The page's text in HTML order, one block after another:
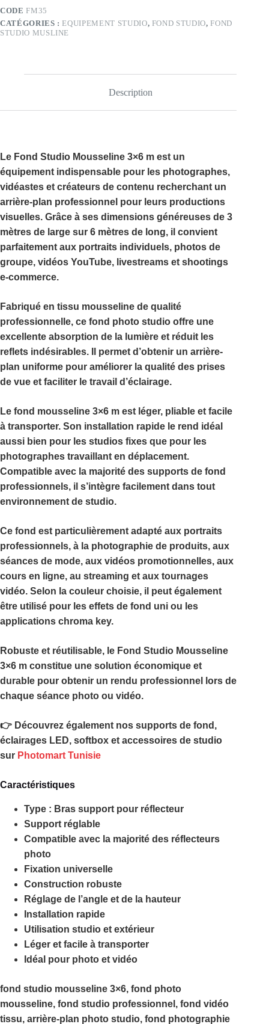
CODEFM35
CATÉGORIES :EQUIPEMENT STUDIO, FOND STUDIO,FOND
STUDIO MUSLINE
Description
Le Fond Studio Mousseline 3×6 m est un
équipement indispensable pour les photographes,
vidéastes et créateurs de contenu recherchant un
arrière-plan professionnel pour leurs productions
visuelles. Grâce à ses dimensions généreuses de 3
mètres de large sur 6 mètres de long, il convient
parfaitement aux portraits individuels, photos de
groupe, vidéos YouTube, livestreams et shootings
e-commerce.
Fabriqué en tissu mousseline de qualité
professionnelle, ce fond photo studio offre une
excellente absorption de la lumière et réduit les
reflets indésirables. Il permet d’obtenir un arrière-
plan uniforme pour améliorer la qualité des prises
de vue et faciliter le travail d’éclairage.
Le fond mousseline 3×6 m est léger, pliable et facile
à transporter. Son installation rapide le rend idéal
aussi bien pour les studios fixes que pour les
photographes travaillant en déplacement.
Compatible avec la majorité des supports de fond
professionnels, il s’intègre facilement dans tout
environnement de studio.
Ce fond est particulièrement adapté aux portraits
professionnels, à la photographie de produits, aux
séances de mode, aux vidéos promotionnelles, aux
cours en ligne, au streaming et aux tournages
vidéo. Selon la couleur choisie, il peut également
être utilisé pour les effets de fond uni ou les
applications chroma key.
Robuste et réutilisable, le Fond Studio Mousseline
3×6 m constitue une solution économique et
durable pour obtenir un rendu professionnel lors de
chaque séance photo ou vidéo.
👉 Découvrez également nos supports de fond,
éclairages LED, softbox et accessoires de studio
sur Photomart Tunisie
Caractéristiques
Type : Bras support pour réflecteur
Support réglable
Compatible avec la majorité des réflecteurs
photo
Fixation universelle
Construction robuste
Réglage de l’angle et de la hauteur
Installation rapide
Utilisation studio et extérieur
Léger et facile à transporter
Idéal pour photo et vidéo
fond studio mousseline 3×6, fond photo
mousseline, fond studio professionnel, fond vidéo
tissu, arrière-plan photo studio, fond photographie